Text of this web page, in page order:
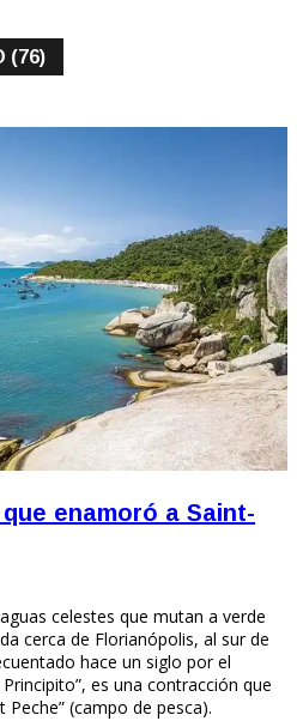
(76)
enamoró a Saint-
celestes que mutan a verde
cerca de Florianópolis, al sur de
hace un siglo por el
es una contracción que
Peche” (campo de pesca).